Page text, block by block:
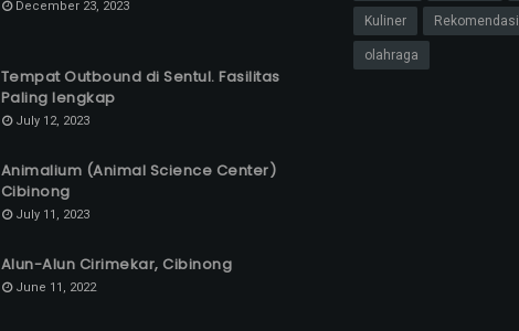
December 23, 2023
Tempat Outbound di Sentul. Fasilitas
Paling lengkap
July 12, 2023
Animalium (Animal Science Center)
Cibinong
July 11, 2023
Alun-Alun Cirimekar, Cibinong
June 11, 2022
Kuliner Rekomendasi
olahraga